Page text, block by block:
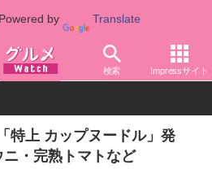
by Translate
検索 Impressサイト
即席麺 日清食品
特上 カップヌードル」発
・完熟トマトなど